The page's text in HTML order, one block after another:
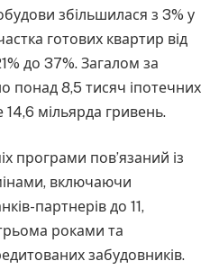
збільшилася з 3% у
готових квартир від
до 37%. Загалом за
понад 8,5 тисяч іпотечних
14,6 мільярда гривень.
програми пов’язаний із
включаючи
партнерів до 11,
роками та
забудовників.